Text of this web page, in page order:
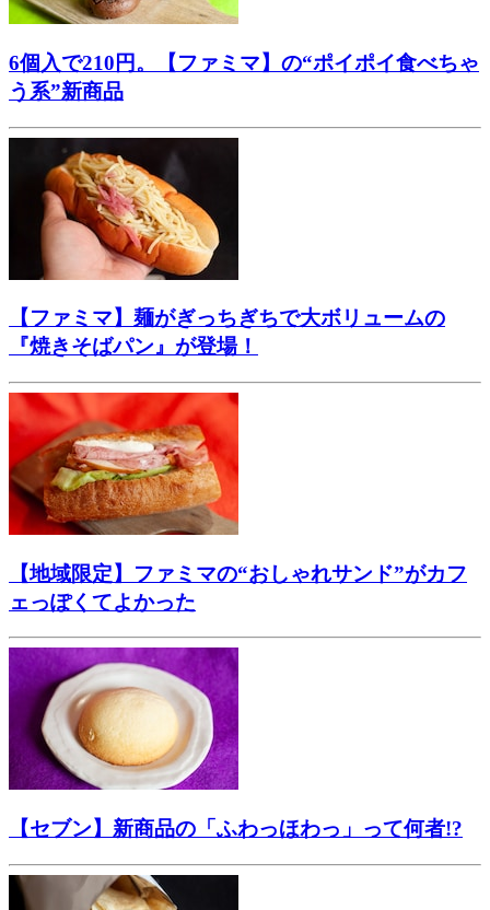
6個入で210円。【ファミマ】の“ポイポイ食べちゃ
う系”新商品
【ファミマ】麺がぎっちぎちで大ボリュームの
『焼きそばパン』が登場！
【地域限定】ファミマの“おしゃれサンド”がカフ
ェっぽくてよかった
【セブン】新商品の「ふわっほわっ」って何者!?